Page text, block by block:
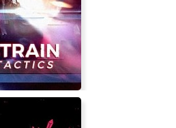
Competizione